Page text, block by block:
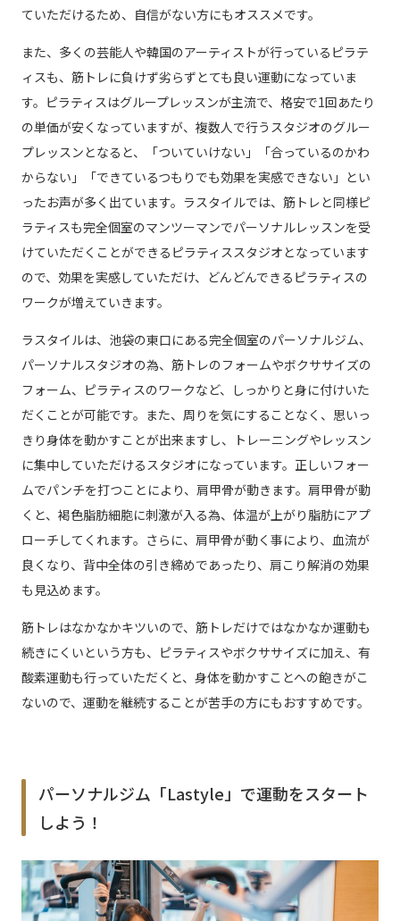
ていただけるため、自信がない方にもオススメです。
また、多くの芸能人や韓国のアーティストが行っているピラテ
ィスも、筋トレに負けず劣らずとても良い運動になっていま
す。ピラティスはグループレッスンが主流で、格安で1回あたり
の単価が安くなっていますが、複数人で行うスタジオのグルー
プレッスンとなると、「ついていけない」「合っているのかわ
からない」「できているつもりでも効果を実感できない」とい
ったお声が多く出ています。ラスタイルでは、筋トレと同様ピ
ラティスも完全個室のマンツーマンでパーソナルレッスンを受
けていただくことができるピラティススタジオとなっています
ので、効果を実感していただけ、どんどんできるピラティスの
ワークが増えていきます。
ラスタイルは、池袋の東口にある完全個室のパーソナルジム、
パーソナルスタジオの為、筋トレのフォームやボクササイズの
フォーム、ピラティスのワークなど、しっかりと身に付けいた
だくことが可能です。また、周りを気にすることなく、思いっ
きり身体を動かすことが出来ますし、トレーニングやレッスン
に集中していただけるスタジオになっています。正しいフォー
ムでパンチを打つことにより、肩甲骨が動きます。肩甲骨が動
くと、褐色脂肪細胞に刺激が入る為、体温が上がり脂肪にアプ
ローチしてくれます。さらに、肩甲骨が動く事により、血流が
良くなり、背中全体の引き締めであったり、肩こり解消の効果
も見込めます。
筋トレはなかなかキツいので、筋トレだけではなかなか運動も
続きにくいという方も、ピラティスやボクササイズに加え、有
酸素運動も行っていただくと、身体を動かすことへの飽きがこ
ないので、運動を継続することが苦手の方にもおすすめです。
パーソナルジム「Lastyle」で運動をスタート
しよう！